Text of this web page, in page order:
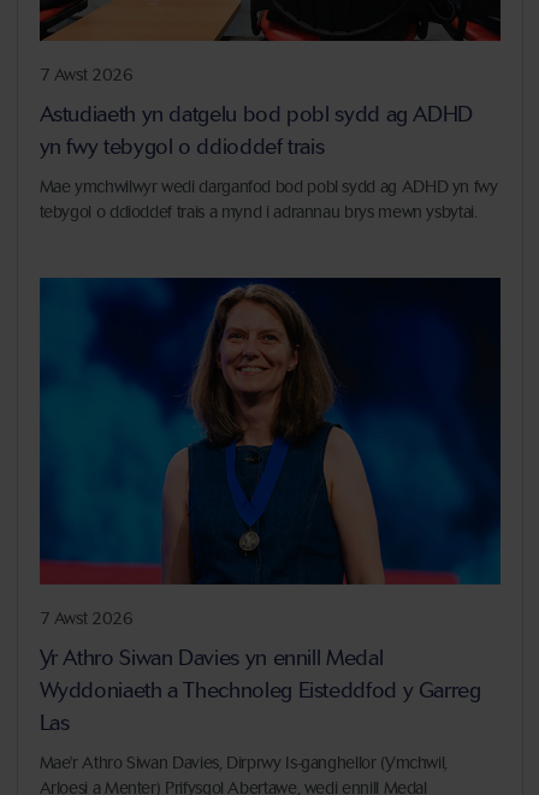
7 Awst 2026
Astudiaeth yn datgelu bod pobl sydd ag ADHD
yn fwy tebygol o ddioddef trais
Mae ymchwilwyr wedi darganfod bod pobl sydd ag ADHD yn fwy
tebygol o ddioddef trais a mynd i adrannau brys mewn ysbytai.
7 Awst 2026
Yr Athro Siwan Davies yn ennill Medal
Wyddoniaeth a Thechnoleg Eisteddfod y Garreg
Las
Mae'r Athro Siwan Davies, Dirprwy Is-ganghellor (Ymchwil,
Arloesi a Menter) Prifysgol Abertawe, wedi ennill Medal